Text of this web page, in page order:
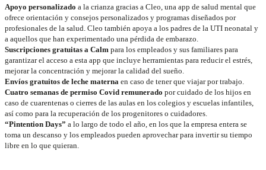
Apoyo personalizado a la crianza gracias a Cleo, una app de salud mental que
ofrece orientación y consejos personalizados y programas diseñados por
profesionales de la salud. Cleo también apoya a los padres de la UTI neonatal y
a aquellos que han experimentado una pérdida de embarazo.
Suscripciones gratuitas a Calm para los empleados y sus familiares para
garantizar el acceso a esta app que incluye herramientas para reducir el estrés,
mejorar la concentración y mejorar la calidad del sueño.
Envíos gratuitos de leche materna en caso de tener que viajar por trabajo.
Cuatro semanas de permiso Covid remunerado por cuidado de los hijos en
caso de cuarentenas o cierres de las aulas en los colegios y escuelas infantiles,
así como para la recuperación de los progenitores o cuidadores.
“Pintention Days” a lo largo de todo el año, en los que la empresa entera se
toma un descanso y los empleados pueden aprovechar para invertir su tiempo
libre en lo que quieran.